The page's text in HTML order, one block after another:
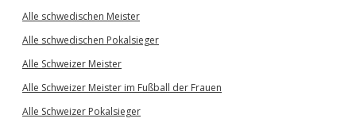
Alle schwedischen Meister
Alle schwedischen Pokalsieger
Alle Schweizer Meister
Alle Schweizer Meister im Fußball der Frauen
Alle Schweizer Pokalsieger